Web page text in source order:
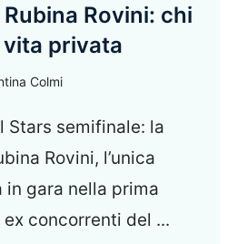
Rovini: chi
privata
Colmi
Stars semifinale: la
Rovini, l’unica
in gara nella prima
concorrenti del ...